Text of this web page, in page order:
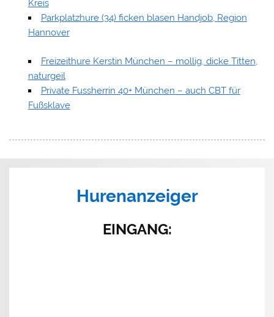
Kreis
Parkplatzhure (34) ficken blasen Handjob, Region
Hannover
Freizeithure Kerstin München – mollig, dicke Titten,
naturgeil
Private Fussherrin 40+ München – auch CBT für
Fußsklave
Hurenanzeiger
EINGANG: